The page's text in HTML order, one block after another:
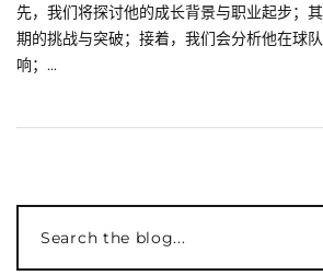
先，我们将探讨他的成长背景与职业起步；
期的挑战与突破；接着，我们会分析他在球
响；...
Search the blog...